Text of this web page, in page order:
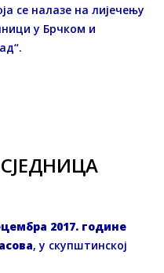
се налазе на лијечењу
у Брчком и
2017. године
, у скупштинској